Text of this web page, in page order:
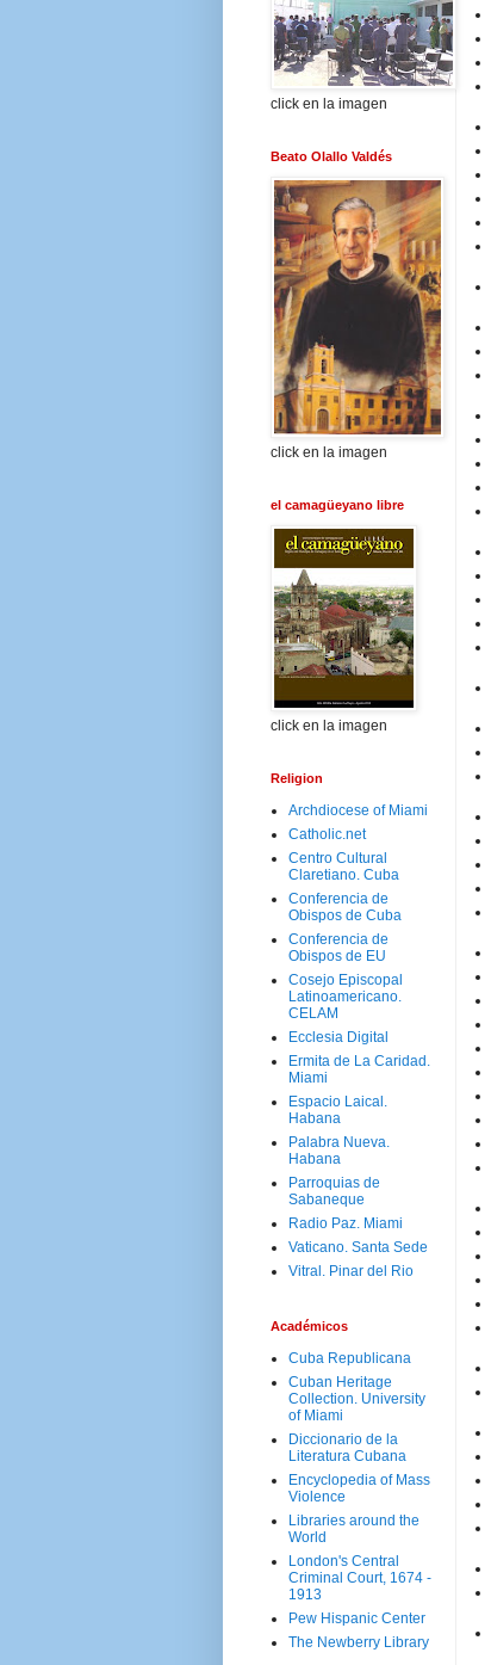
click en la imagen
Beato Olallo Valdés
click en la imagen
el camagüeyano libre
click en la imagen
Religion
Archdiocese of Miami
Catholic.net
Centro Cultural
Claretiano. Cuba
Conferencia de
Obispos de Cuba
Conferencia de
Obispos de EU
Cosejo Episcopal
Latinoamericano.
CELAM
Ecclesia Digital
Ermita de La Caridad.
Miami
Espacio Laical.
Habana
Palabra Nueva.
Habana
Parroquias de
Sabaneque
Radio Paz. Miami
Vaticano. Santa Sede
Vitral. Pinar del Rio
Académicos
Cuba Republicana
Cuban Heritage
Collection. University
of Miami
Diccionario de la
Literatura Cubana
Encyclopedia of Mass
Violence
Libraries around the
World
London's Central
Criminal Court, 1674 -
1913
Pew Hispanic Center
The Newberry Library